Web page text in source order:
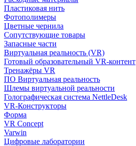
Пластиковая нить
Фотополимеры
Цветные чернила
Сопутствующие товары
Запасные части
Виртуальная реальность (VR)
Готовый образовательный VR-контент
Тренажёры VR
ПО Виртуальная реальность
Шлемы виртуальной реальности
Голографическая система NettleDesk
VR-Конструкторы
Форма
VR Concept
Varwin
Цифровые лаборатории